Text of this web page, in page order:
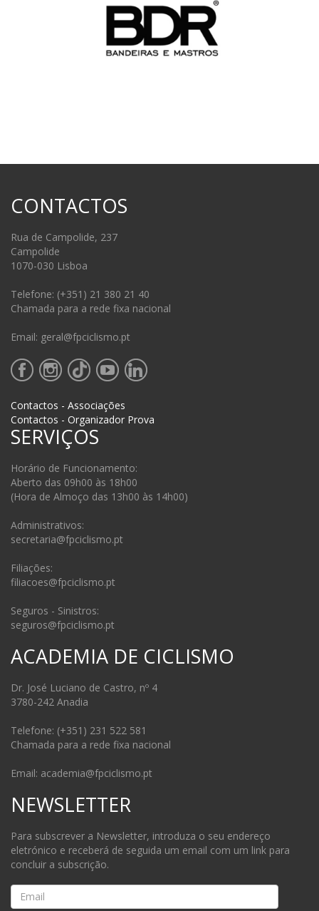
CONTACTOS
Rua de Campolide, 237
Campolide
1070-030 Lisboa
Telefone: (+351) 21 380 21 40
Chamada para a rede fixa nacional
Email: geral@fpciclismo.pt
Contactos - Associações
Contactos - Organizador Prova
SERVIÇOS
Horário de Funcionamento:
Aberto das 09h00 às 18h00
(Hora de Almoço das 13h00 às 14h00)
Administrativos:
secretaria@fpciclismo.pt
Filiações:
filiacoes@fpciclismo.pt
Seguros - Sinistros:
seguros@fpciclismo.pt
ACADEMIA DE CICLISMO
Dr. José Luciano de Castro, nº 4
3780-242 Anadia
Telefone: (+351) 231 522 581
Chamada para a rede fixa nacional
Email: academia@fpciclismo.pt
NEWSLETTER
Para subscrever a Newsletter, introduza o seu endereço
eletrónico e receberá de seguida um email com um link para
concluir a subscrição.
Email